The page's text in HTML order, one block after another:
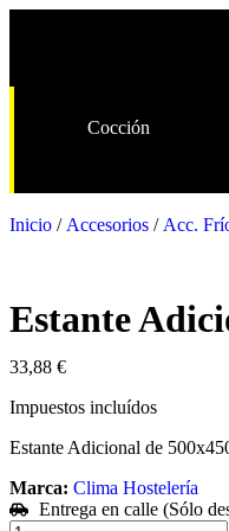
Cocción
Inicio / Accesorios / Acc.
Estante
33,88 €
Impuestos incluídos
Estante Adicional de
Marca: Clima Hostelería
Entrega en calle (Sólo